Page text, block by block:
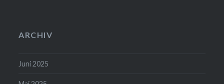
ARCHIV
Juni 2025